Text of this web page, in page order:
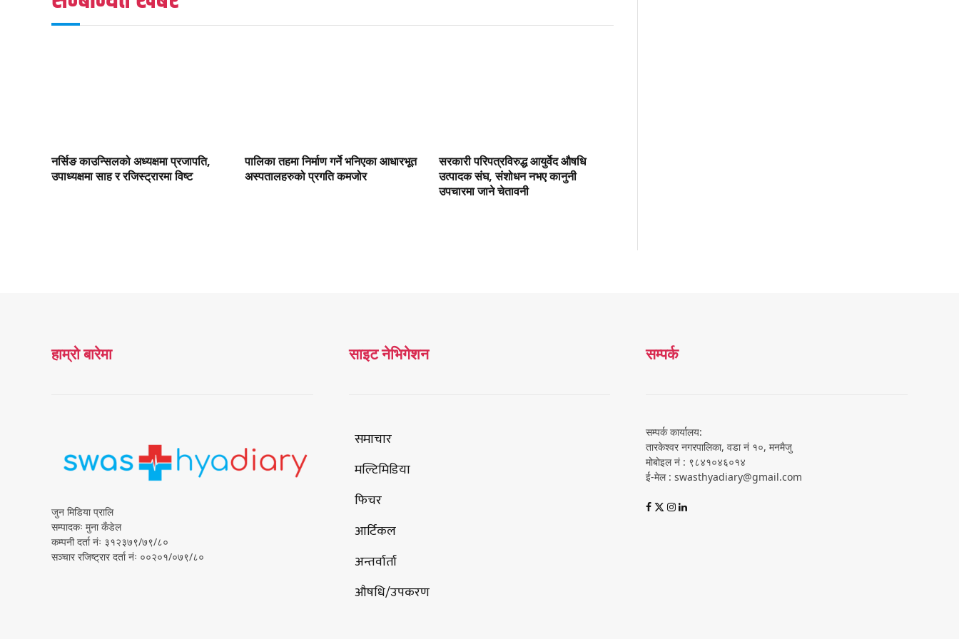
नर्सिङ काउन्सिलको अध्यक्षमा प्रजापति,
उपाध्यक्षमा साह र रजिस्ट्रारमा विष्ट
पालिका तहमा निर्माण गर्ने भनिएका आधारभूत
अस्पतालहरुको प्रगति कमजोर
सरकारी परिपत्रविरुद्ध आयुर्वेद औषधि
उत्पादक संघ, संशोधन नभए कानुनी
उपचारमा जाने चेतावनी
हाम्रो बारेमा
जुन मिडिया प्रालि
सम्पादकः मुना कँडेल
कम्पनी दर्ता नंः ३१२३७९/७९/८०
सञ्चार रजिष्ट्रार दर्ता नंः ००२०१/०७९/८०
साइट नेभिगेशन
समाचार
मल्टिमिडिया
फिचर
आर्टिकल
अन्तर्वार्ता
औषधि/उपकरण
सम्पर्क
सम्पर्क कार्यालय:
तारकेश्वर नगरपालिका, वडा नं १०, मनमैजु
मोबोइल नं : ९८४१०४६०१४
ई-मेल : swasthyadiary@gmail.com